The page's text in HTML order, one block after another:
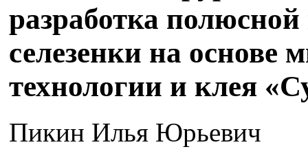
разработка
селезенки на основе
технологии и клея
Пикин Илья Юрьевич